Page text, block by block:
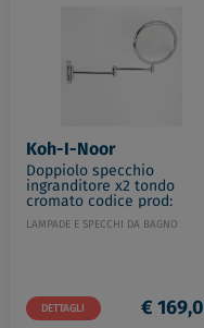
Koh-I-Noor
Doppiolo specchio
ingranditore x2 tondo
cromato codice prod:
47/2KK3
LAMPADE E SPECCHI DA BAGNO
DETTAGLI €